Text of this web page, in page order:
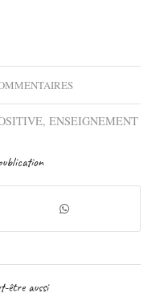
, ENSEIGNEMENT
être aussi